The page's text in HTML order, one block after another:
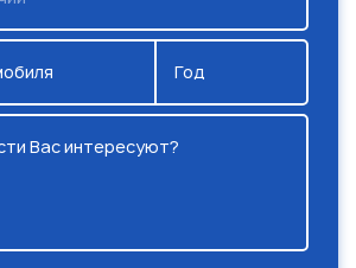
Год
Вас интересуют?